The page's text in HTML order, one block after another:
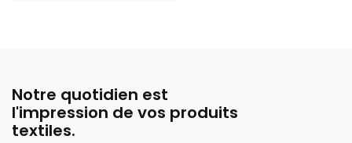
Notre quotidien est
l'impression de vos produits
textiles.